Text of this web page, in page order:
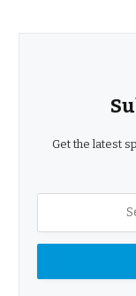
Get the latest